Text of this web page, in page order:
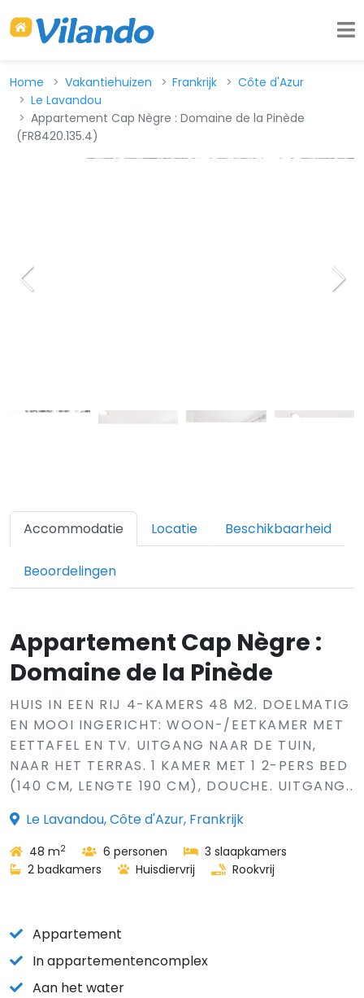
Home Vakantiehuizen Frankrijk
Côte d'Azur
Le Lavandou
Appartement Cap Nègre : Domaine de la Pinède
(FR8420.135.4)
Accommodatie Locatie Beschikbaarheid
Beoordelingen
Appartement Cap Nègre :
Domaine de la Pinède
HUIS IN EEN RIJ 4-KAMERS 48 M2. DOELMATIG
EN MOOI INGERICHT: WOON-/EETKAMER MET
EETTAFEL EN TV. UITGANG NAAR DE TUIN,
NAAR HET TERRAS. 1 KAMER MET 1 2-PERS BED
(140 CM, LENGTE 190 CM), DOUCHE. UITGANG..
Le Lavandou, Côte d'Azur, Frankrijk
48 m2 6 personen
3 slaapkamers
2 badkamers
Huisdiervrij Rookvrij
Appartement
In appartementencomplex
Aan het water